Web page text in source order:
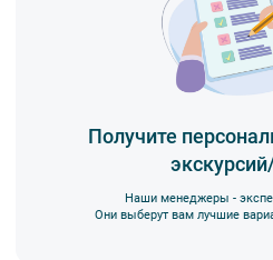
Получите
Наши менеджеры -
Они выберут вам лучшие